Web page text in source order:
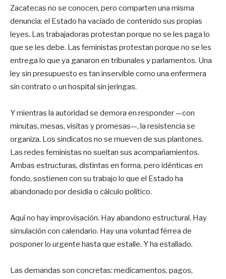
Zacatecas no se conocen, pero comparten una misma
denuncia: el Estado ha vaciado de contenido sus propias
leyes. Las trabajadoras protestan porque no se les paga lo
que se les debe. Las feministas protestan porque no se les
entrega lo que ya ganaron en tribunales y parlamentos. Una
ley sin presupuesto es tan inservible como una enfermera
sin contrato o un hospital sin jeringas.
Y mientras la autoridad se demora en responder —con
minutas, mesas, visitas y promesas—, la resistencia se
organiza. Los sindicatos no se mueven de sus plantones.
Las redes feministas no sueltan sus acompañamientos.
Ambas estructuras, distintas en forma, pero idénticas en
fondo, sostienen con su trabajo lo que el Estado ha
abandonado por desidia o cálculo político.
Aquí no hay improvisación. Hay abandono estructural. Hay
simulación con calendario. Hay una voluntad férrea de
posponer lo urgente hasta que estalle. Y ha estallado.
Las demandas son concretas: medicamentos, pagos,